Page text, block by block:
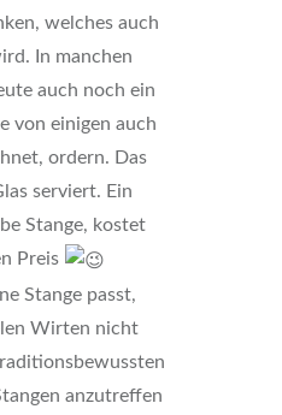
welches auch
In manchen
auch noch ein
von einigen auch
ordern. Das
serviert. Ein
Stange, kostet
Preis
Stange passt,
Wirten nicht
anzutreffen